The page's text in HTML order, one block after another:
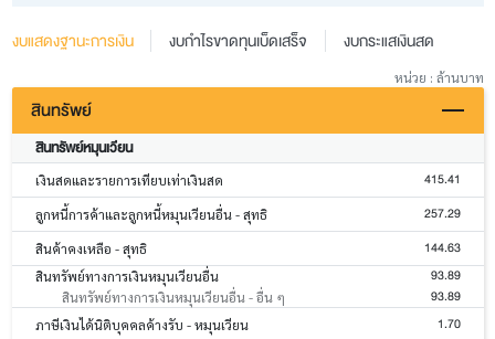
งบแสดงฐานะการเงิน งบกำไรขาดทุนเบ็ดเสร็จ งบกระแสเงินสด
หน่วย : ล้านบาท
สินทรัพย์
สินทรัพย์หมุนเวียน
เงินสดและรายการเทียบเท่าเงินสด 415.41
ลูกหนี้การค้าและลูกหนี้หมุนเวียนอื่น - สุทธิ 257.29
สินค้าคงเหลือ - สุทธิ 144.63
สินทรัพย์ทางการเงินหมุนเวียนอื่น 93.89
สินทรัพย์ทางการเงินหมุนเวียนอื่น - อื่น ๆ 93.89
ภาษีเงินได้นิติบุคคลค้างรับ - หมุนเวียน 1.70